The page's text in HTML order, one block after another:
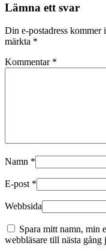
Lämna ett svar
Din e-postadress kommer
märkta *
Kommentar *
Namn *
E-post *
Webbsida
Spara mitt namn, min
webbläsare till nästa gång